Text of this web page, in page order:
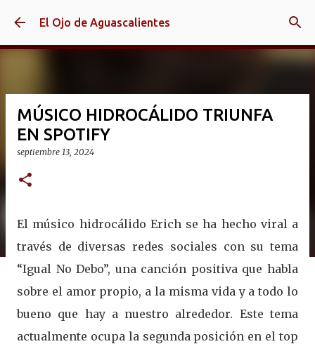
Ir al contenido principal
El Ojo de Aguascalientes
MÚSICO HIDROCÁLIDO TRIUNFA
EN SPOTIFY
septiembre 13, 2024
El músico hidrocálido Erich se ha hecho viral a
través de diversas redes sociales con su tema
“Igual No Debo”, una canción positiva que habla
sobre el amor propio, a la misma vida y a todo lo
bueno que hay a nuestro alrededor. Este tema
actualmente ocupa la segunda posición en el top